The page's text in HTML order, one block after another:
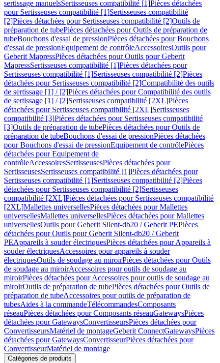
sertissage manuelsSertisseuses compatibilité [1]Pièces détachées
pour Sertisseuses compatibilité [1]Sertisseuses compatibilité
[2]Pièces détachées pour Sertisseuses compatibilité [2]Outils de
préparation de tubePièces détachées pour Outils de préparation de
tubeBouchons d'essai de pressionPièces détachées pour Bouchons
d'essai de pressionEquipement de contrôleAccessoiresOutils pour
Geberit MapressPièces détachées pour Outils pour Geberit
MapressSertisseuses compatibilité [1]Pièces détachées pour
Sertisseuses compatibilité [1]Sertisseuses compatibilité [2]Pièces
détachées pour Sertisseuses compatibilité [2]Compatibilité des outils
de sertissage [1] / [2]Pièces détachées pour Compatibilité des outils
de sertissage [1] / [2]Sertisseuses compatibilité [2XL]Pièces
détachées pour Sertisseuses compatibilité [2XL]Sertisseuses
compatibilité [3]Pièces détachées pour Sertisseuses compatibilité
[3]Outils de préparation de tubePièces détachées pour Outils de
préparation de tubeBouchons d'essai de pressionPièces détachées
pour Bouchons d'essai de pressionEquipement de contrôlePièces
détachées pour Equipement de
contrôleAccessoiresSertisseusesPièces détachées pour
SertisseusesSertisseuses compatibilité [1]Pièces détachées pour
Sertisseuses compatibilité [1]Sertisseuses compatibilité [2]Pièces
détachées pour Sertisseuses compatibilité [2]Sertisseuses
compatibilité [2XL]Pièces détachées pour Sertisseuses compatibilité
[2XL]Mallettes universellesPièces détachées pour Mallettes
universellesMallettes universellesPièces détachées pour Mallettes
universellesOutils pour Geberit Silent-db20 / Geberit PEPièces
détachées pour Outils pour Geberit Silent-db20 / Geberit
PEAppareils à souder électriquesPièces détachées pour Appareils à
souder électriquesAccessoires pour appareils à souder
électriquesOutils de soudage au miroirPièces détachées pour Outils
de soudage au miroirAccessoires pour outils de soudage au
miroirPièces détachées pour Accessoires pour outils de soudage au
miroirOutils de préparation de tubePièces détachées pour Outils de
préparation de tubeAccessoires pour outils de préparation de
tubesAides à la commandeTélécommandesComposants
réseauPièces détachées pour Composants réseauGatewaysPièces
détachées pour GatewaysConvertisseursPièces détachées pour
ConvertisseursMatériel de montageGeberit ConnectGatewaysPièces
détachées pour GatewaysConvertisseurPièces détachées pour
ConvertisseurMatériel de montage
Catégories de produits